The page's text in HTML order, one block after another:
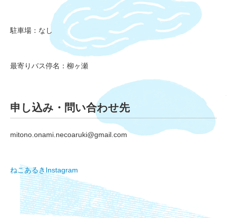
駐車場：なし
最寄りバス停名：柳ヶ瀬
申し込み・問い合わせ先
mitono.onami.necoaruki@gmail.com
ねこあるきInstagram